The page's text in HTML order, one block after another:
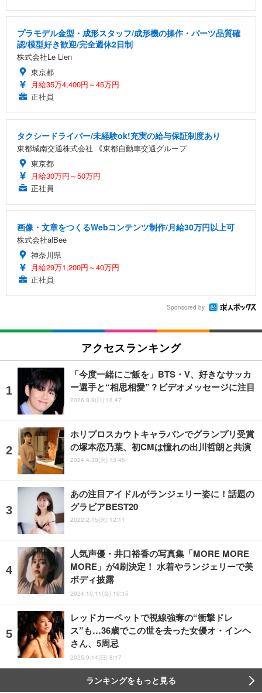
プラモデル金型・成形スタッフ/成形機の操作・パーツ品質確
認/模型好き歓迎/完全週休2日制
株式会社Le Lien
東京都
月給35万4,400円～45万円
正社員
タクシードライバー/未経験ok!充実の給与保証制度あり
東都城南交通株式会社 ｟東都自動車交通グループ
東京都
月給30万円～50万円
正社員
画像・文章をつくるWebコンテンツ制作/月給30万円以上可
株式会社alBee
神奈川県
月給29万1,200円～40万円
正社員
Sponsored by
アクセスランキング
「今度一緒にご飯を」BTS・V、好きなサッカ
ー選手と“相思相愛”？ビデオメッセージに注目
2026.8.9(日) 18:47
ホリプロスカウトキャラバンでグランプリ受賞
の塚本恋乃葉、初CMは憧れの出川哲朗と共演
2024.4.30(火) 13:45
あの注目アイドルがランジェリー姿に！話題の
グラビアBEST20
2022.2.15(火) 12:11
人気声優・井口裕香の写真集「MORE MORE
MORE」が4刷決定！ 水着やランジェリーで美
ボディ披露
2024.10.11(金) 19:15
レッドカーペットで視線強奪の“衝撃ドレ
ス”も…36歳でこの世を去った女優オ・インヘ
さん、5周忌
2025.9.14(日) 8:17
ランキングをもっと見る